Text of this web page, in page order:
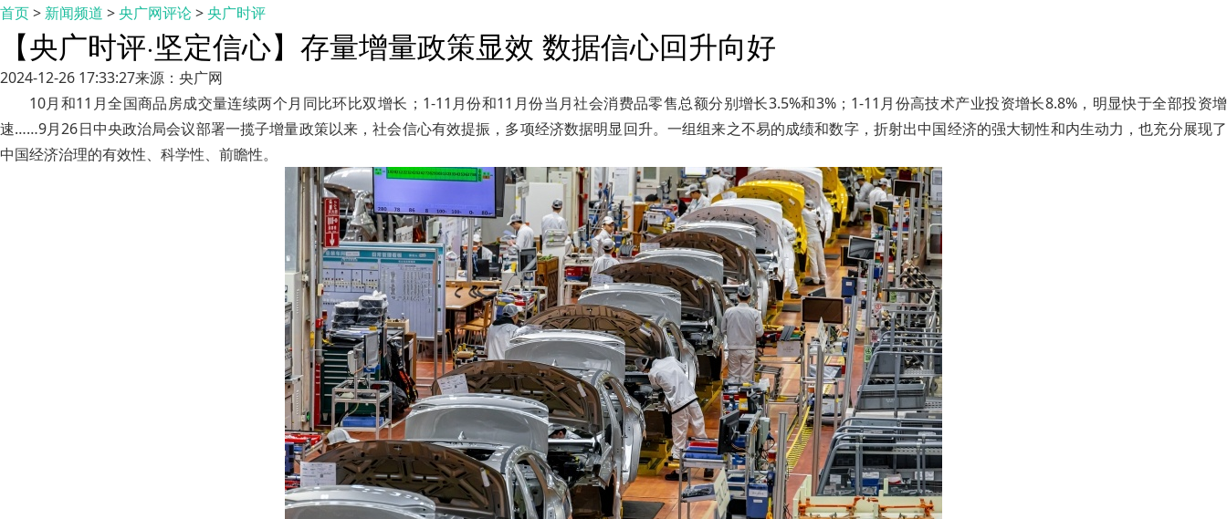
首页> 新闻频道 >央广网评论>央广时评
【央广时评·坚定信心】存量增量政策显效 数据信心回升向好
2024-12-26 17:33:27来源：央广网
10月和11月全国商品房成交量连续两个月同比环比双增长；1-11月份和11月份当月社会消费品零售总额分别增长3.5%和3%；1-11月份高技术产业投资增长8.8%，明显快于全部投资增
速……9月26日中央政治局会议部署一揽子增量政策以来，社会信心有效提振，多项经济数据明显回升。一组组来之不易的成绩和数字，折射出中国经济的强大韧性和内生动力，也充分展现了
中国经济治理的有效性、科学性、前瞻性。